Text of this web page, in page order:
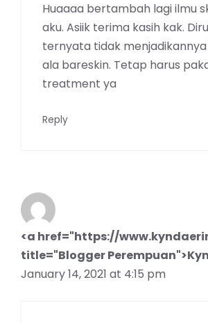
Huaaaa bertambah lagi ilmu
aku. Asiik terima kasih kak.
ternyata tidak menjadikannya
ala bareskin. Tetap harus
treatment ya
Reply
<a href="https://
title="Blogger
January 14, 2021 at 4:15 pm